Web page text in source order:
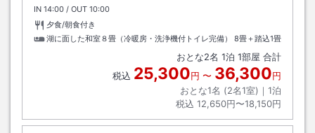
IN チェックイン
14:00 / OUT チェックアウト
10:00
夕食/朝食付き
湖に面した和室８畳（冷暖房・洗浄機付トイレ完備）
8畳＋踏込1畳
おとな2名 1泊 1部屋 合計
税込 25,300円 〜 36,300円
おとな1名 (2名1室)｜ 1泊
税込 12,650円〜18,150円